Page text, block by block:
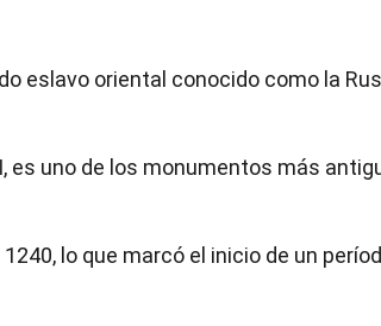
eslavo oriental conocido como la
es uno de los monumentos más
lo que marcó el inicio de un